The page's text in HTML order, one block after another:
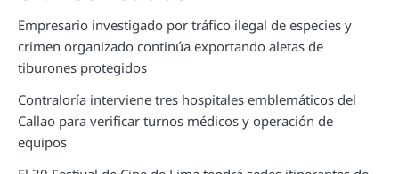
Empresario investigado por tráfico ilegal de especies y
crimen organizado continúa exportando aletas de
tiburones protegidos
Contraloría interviene tres hospitales emblemáticos del
Callao para verificar turnos médicos y operación de
equipos